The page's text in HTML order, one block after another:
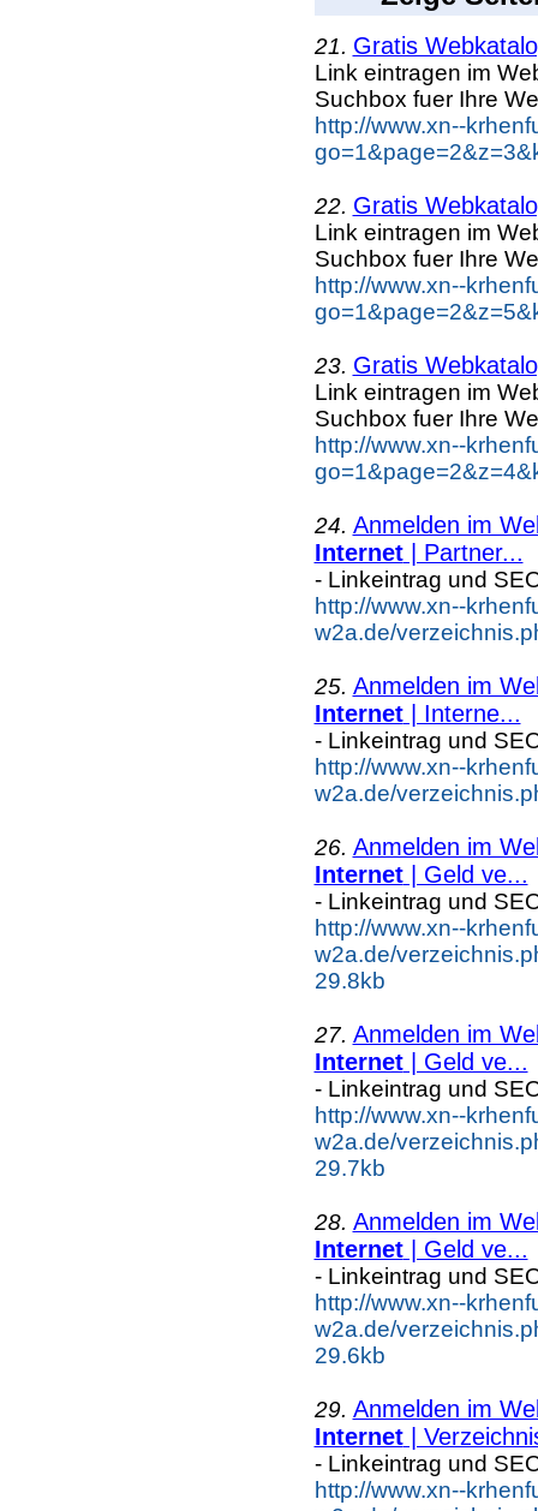
21. Gratis
Link eintragen im
Suchbox fuer Ihre
http://www.xn--
22. Gratis
Link eintragen im
Suchbox fuer Ihre
http://www.xn--
23. Gratis
Link eintragen im
Suchbox fuer Ihre
http://www.xn--
24. Anmelden im
Internet| Partner...
- Linkeintrag und
http://www.xn--
w2a.de/
25. Anmelden im
Internet| Interne...
- Linkeintrag und
http://www.xn--
w2a.de/
26. Anmelden im
Internet| Geld ve...
- Linkeintrag und
http://www.xn--
w2a.de/
29.8kb
27. Anmelden im
Internet| Geld ve...
- Linkeintrag und
http://www.xn--
w2a.de/
29.7kb
28. Anmelden im
Internet| Geld ve...
- Linkeintrag und
http://www.xn--
w2a.de/
29.6kb
29. Anmelden im
Internet|
- Linkeintrag und
http://www.xn--